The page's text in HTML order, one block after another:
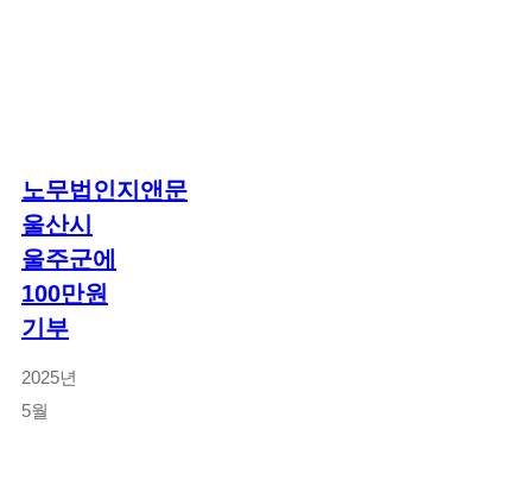
노무법인지앤문
울산시
울주군에
100만원
기부
2025년
5월